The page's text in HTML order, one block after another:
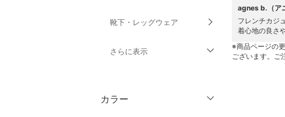
靴下・レッグウェア
さらに表示
アクセサリー・腕時計
カラー
agnes b.（ア
フレンチカジ
着心地の良さ
※商品ページの
ございます。ご